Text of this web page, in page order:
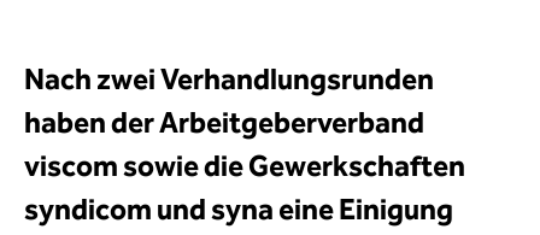
Nach zwei Verhandlungsrunden
haben der Arbeitgeberverband
viscom sowie die Gewerkschaften
syndicom und syna eine Einigung